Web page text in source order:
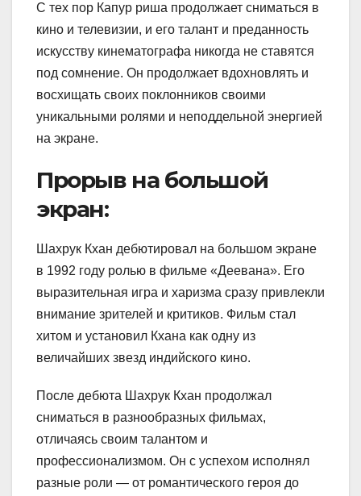
С тех пор Капур риша продолжает сниматься в
кино и телевизии, и его талант и преданность
искусству кинематографа никогда не ставятся
под сомнение. Он продолжает вдохновлять и
восхищать своих поклонников своими
уникальными ролями и неподдельной энергией
на экране.
Прорыв на большой
экран:
Шахрук Кхан дебютировал на большом экране
в 1992 году ролью в фильме «Деевана». Его
выразительная игра и харизма сразу привлекли
внимание зрителей и критиков. Фильм стал
хитом и установил Кхана как одну из
величайших звезд индийского кино.
После дебюта Шахрук Кхан продолжал
сниматься в разнообразных фильмах,
отличаясь своим талантом и
профессионализмом. Он с успехом исполнял
разные роли — от романтического героя до